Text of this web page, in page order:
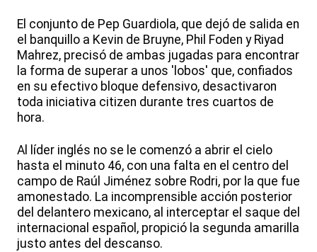
El conjunto de Pep Guardiola, que dejó de salida en
el banquillo a Kevin de Bruyne, Phil Foden y Riyad
Mahrez, precisó de ambas jugadas para encontrar
la forma de superar a unos 'lobos' que, confiados
en su efectivo bloque defensivo, desactivaron
toda iniciativa citizen durante tres cuartos de
hora.
Al líder inglés no se le comenzó a abrir el cielo
hasta el minuto 46, con una falta en el centro del
campo de Raúl Jiménez sobre Rodri, por la que fue
amonestado. La incomprensible acción posterior
del delantero mexicano, al interceptar el saque del
internacional español, propició la segunda amarilla
justo antes del descanso.